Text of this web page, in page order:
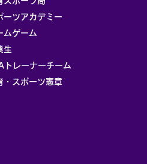
ーツアカデミー
ムゲーム
生
トレーナーチーム
・スポーツ憲章